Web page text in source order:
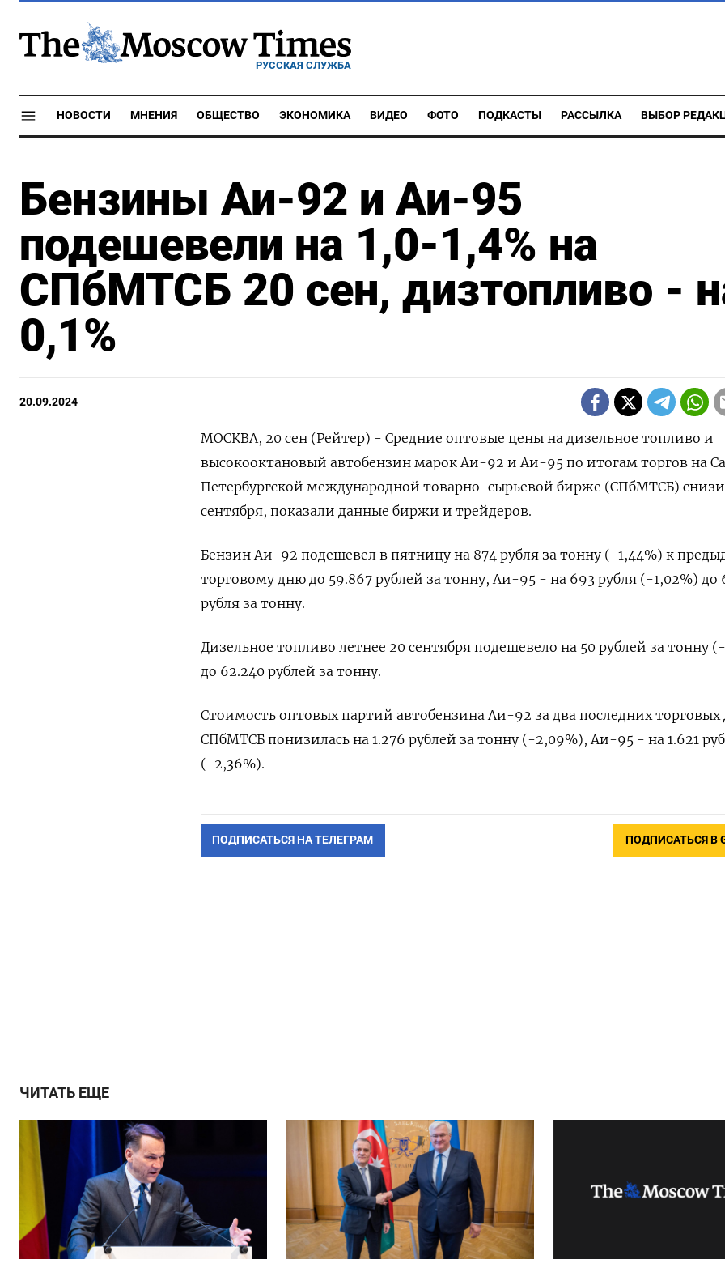
РУССКАЯ СЛУЖБА
НОВОСТИ МНЕНИЯ ОБЩЕСТВО ЭКОНОМИКА ВИДЕО ФОТО ПОДКАСТЫ РАССЫЛКА ВЫБОР
Бензины Аи-92 и Аи-95
подешевели на 1,0-1,4% на
СПбМТСБ 20 сен, дизтопливо -
0,1%
20.09.2024
МОСКВА, 20 сен (Рейтер) - Средние оптовые цены на дизельное топливо и
высокооктановый автобензин марок Аи-92 и Аи-95 по итогам торгов на
Петербургской международной товарно-сырьевой бирже (СПбМТСБ)
сентября, показали данные биржи и трейдеров.
Бензин Аи-92 подешевел в пятницу на 874 рубля за тонну (-1,44%) к
торговому дню до 59.867 рублей за тонну, Аи-95 - на 693 рубля (-1,02%) до
рубля за тонну.
Дизельное топливо летнее 20 сентября подешевело на 50 рублей за тонну
до 62.240 рублей за тонну.
Стоимость оптовых партий автобензина Аи-92 за два последних торговых
СПбМТСБ понизилась на 1.276 рублей за тонну (-2,09%), Аи-95 - на 1.621
(-2,36%).
ПОДПИСАТЬСЯ НА ТЕЛЕГРАМ ПОДПИСАТЬСЯ В
ЧИТАТЬ ЕЩЕ